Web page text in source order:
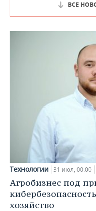
ВСЕ
Технологии 31 июл, 00:00
Агробизнес под
хозяйство